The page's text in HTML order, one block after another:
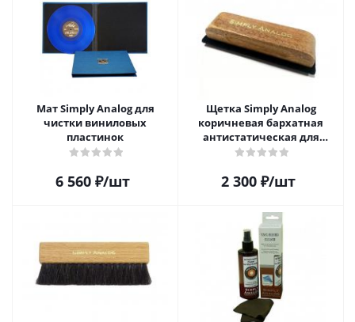
Мат Simply Analog для
чистки виниловых
пластинок
6 560₽/шт
Щетка Simply Analog
коричневая бархатная
антистатическая для
чистки виниловых
2 300₽/шт